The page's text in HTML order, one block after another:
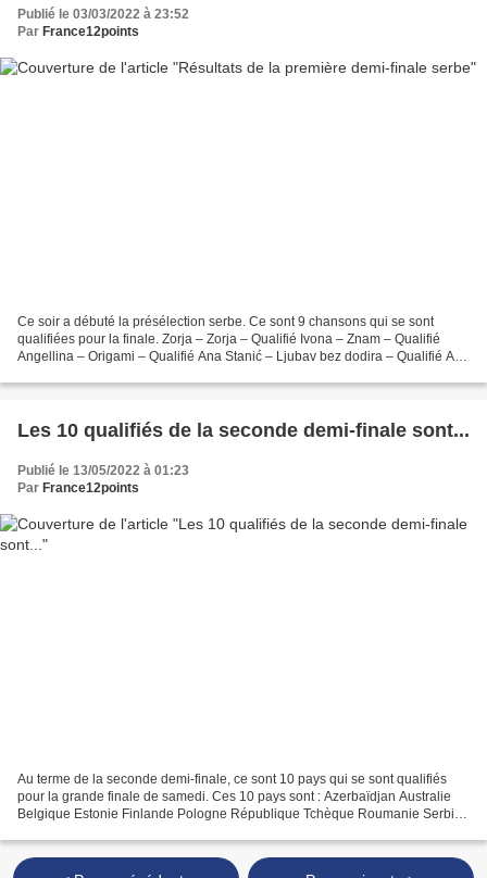
Publié le 03/03/2022 à 23:52
Par France12points
Ce soir a débuté la présélection serbe. Ce sont 9 chansons qui se sont
qualifiées pour la finale. Zorja – Zorja – Qualifié Ivona – Znam – Qualifié
Angellina – Origami – Qualifié Ana Stanić – Ljubav bez dodira – Qualifié Aca
Les 10 qualifiés de la seconde demi-finale sont...
Publié le 13/05/2022 à 01:23
Par France12points
Au terme de la seconde demi-finale, ce sont 10 pays qui se sont qualifiés
pour la grande finale de samedi. Ces 10 pays sont : Azerbaïdjan Australie
Belgique Estonie Finlande Pologne République Tchèque Roumanie Serbie